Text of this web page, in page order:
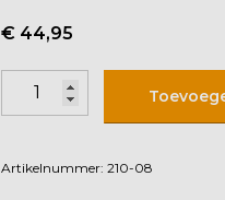
€ 44,95
Nylon
Goodridge
Dash
Artikelnummer:210-08